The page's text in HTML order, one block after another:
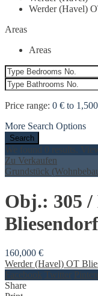
Werder (Havel)
Areas
Areas
Price range: 0 € to
More Search Options
We found 0 results.
Zu Verkaufen
Grundstück
Obj.: 305
Bliesendorf
160,000 €
Werder (Havel) OT
Facebook
Twitter
Share